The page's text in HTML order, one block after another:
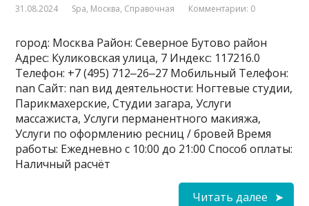
31.08.2024 Spa, Москва, Справочная Комментарии: 0
город: Москва Район: Северное Бутово район
Адрес: Куликовская улица, 7 Индекс: 117216.0
Телефон: +7 (495) 712‒26‒27 Мобильный Телефон:
nan Сайт: nan вид деятельности: Ногтевые студии,
Парикмахерские, Студии загара, Услуги
массажиста, Услуги перманентного макияжа,
Услуги по оформлению ресниц / бровей Время
работы: Ежедневно с 10:00 до 21:00 Способ оплаты:
Наличный расчёт
Читать далее